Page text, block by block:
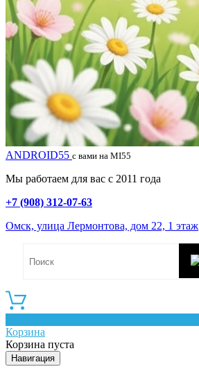
ANDROID55 с вами на MI55
Мы работаем для вас с 2011 года
+7 (908) 312-07-63
Омск, улица Лермонтова, дом 22, 1 этаж
Корзина
Корзина пуста
Навигация